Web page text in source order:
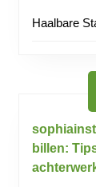
Haalbare
billen: